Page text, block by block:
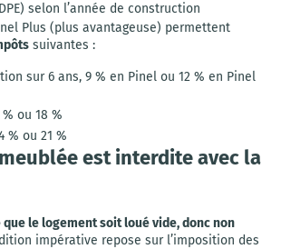
selon l’année de construction
Plus (plus avantageuse) permettent
suivantes :
sur 6 ans, 9 % en Pinel ou 12 % en Pinel
ou 18 %
% ou 21 %
est interdite avec la
que le logement soit loué vide, donc non
impérative repose sur l’imposition des